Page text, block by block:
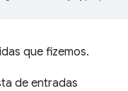
que fizemos.
de entradas